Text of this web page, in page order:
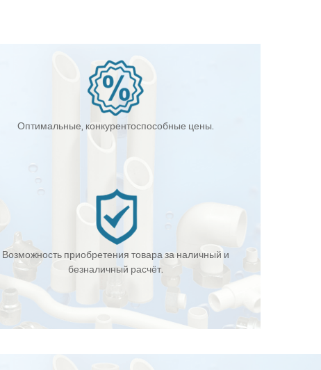
Оптимальные, конкурентоспособные цены.
Возможность приобретения товара за наличный и
безналичный расчёт.